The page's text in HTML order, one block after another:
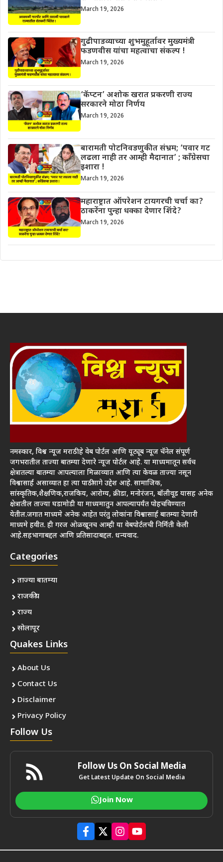
March 19, 2026
गुढीपाडव्याच्या शुभमुहूर्तावर मुख्यमंत्री
फडणवीस यांचा महत्वाचा संकल्प !
March 19, 2026
‘कॅप्टन’ अशोक खरात प्रकरणी राज्य
सरकारने मोठा निर्णय
March 19, 2026
बारामती पोटनिवडणुकीत संभ्रम; ‘पवार गट
लढला नाही तर आम्ही मैदानात’ ; काँग्रेसचा
इशारा !
March 19, 2026
महाराष्ट्रात ऑपरेशन टायगरची चर्चा का?
ठाकरेंना पुन्हा धक्का देणार शिंदे?
March 19, 2026
नमस्कार, विश्व न्यूज मराठी हे वेब पोर्टल आणि यूट्यूब न्यूज चॅनेल संपूर्ण
जगभरातील ताज्या बातम्या देणारे न्यूज पोर्टल आहे. या माध्यमातून सर्वच
क्षेत्रातल्या बातम्या आपल्याला मिळाव्यात आणि त्या केवळ ताज्या नसून
विश्वासार्ह असाव्यात हा त्या पाठीमागे उद्देश आहे. सामाजिक,
सांस्कृतिक,शैक्षणिक,राजकिय, आरोग्य, क्रीडा, मनोरंजन, बॉलीवूड यासह अनेक
क्षेत्रातील ताज्या घडामोडी या माध्यमातुन आपल्यापर्यंत पोहचविण्यात
येतील.जगात माध्यमे अनेक आहेत परंतु लोकांना विश्वासार्ह बातम्या देणारी
माध्यमे हवीत. ही गरज ओळखूनच आम्ही या वेबपोर्टलची निर्मिती केली
आहे.सहभागाबद्दल आणि प्रतिसादाबद्दल. धन्यवाद.
Categories
ताज्या बातम्या
राजकीय
राज्य
सोलापूर
Quakes Links
About Us
Contact Us
Disclaimer
Privacy Policy
Follow Us
Follow Us On Social Media
Get Latest Update On Social Media
Join Now